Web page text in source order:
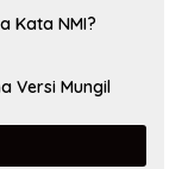
Kata NMI?
Versi Mungil